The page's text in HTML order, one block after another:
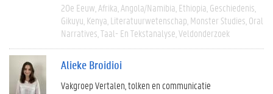
20e Eeuw Afrika Angola/Namibia Ethiopia Geschiedenis
Gikuyu Kenya Literatuurwetenschap Monster Studies Oral
Narratives Taal- En Tekstanalyse Veldonderzoek
Alieke Broidioi
Vakgroep Vertalen, tolken en communicatie